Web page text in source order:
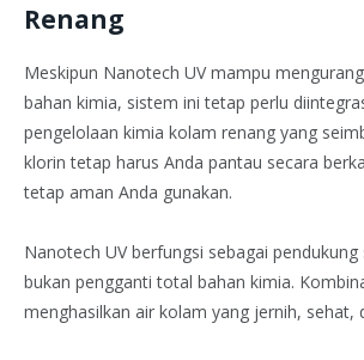
Renang
Meskipun Nanotech UV mampu
bahan kimia, sistem ini tetap perlu
pengelolaan kimia kolam renang yang
klorin tetap harus Anda pantau secara
tetap aman Anda gunakan.
Nanotech UV berfungsi sebagai
bukan pengganti total bahan kimia.
menghasilkan air kolam yang jernih, sehat,